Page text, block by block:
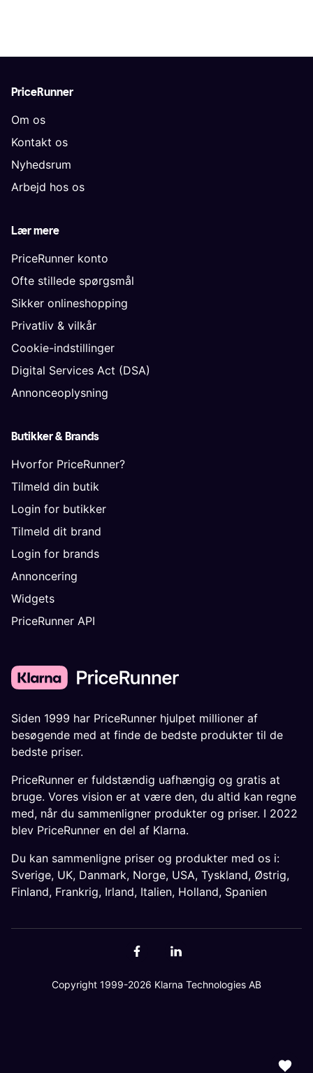
PriceRunner
Om os
Kontakt os
Nyhedsrum
Arbejd hos os
Lær mere
PriceRunner konto
Ofte stillede spørgsmål
Sikker onlineshopping
Privatliv & vilkår
Cookie-indstillinger
Digital Services Act (DSA)
Annonceoplysning
Butikker & Brands
Hvorfor PriceRunner?
Tilmeld din butik
Login for butikker
Tilmeld dit brand
Login for brands
Annoncering
Widgets
PriceRunner API
Siden 1999 har PriceRunner hjulpet millioner af
besøgende med at finde de bedste produkter til de
bedste priser.
PriceRunner er fuldstændig uafhængig og gratis at
bruge. Vores vision er at være den, du altid kan regne
med, når du sammenligner produkter og priser. I 2022
blev PriceRunner en del af Klarna.
Du kan sammenligne priser og produkter med os i:
Sverige, UK, Danmark, Norge, USA, Tyskland, Østrig,
Finland, Frankrig, Irland, Italien, Holland, Spanien
Copyright 1999-2026 Klarna Technologies AB